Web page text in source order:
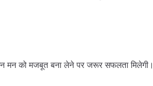
मन को मजबूत बना लेने पर जरूर सफलता मिलेगी।